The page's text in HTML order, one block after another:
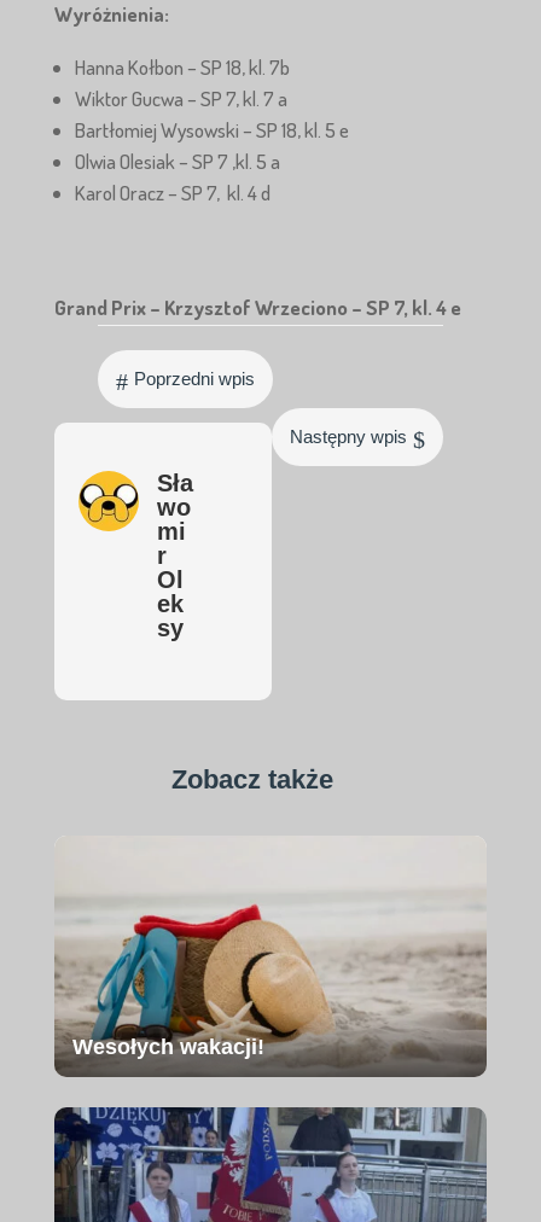
Wyróżnienia:
Hanna Kołbon – SP 18, kl. 7b
Wiktor Gucwa – SP 7, kl. 7 a
Bartłomiej Wysowski – SP 18, kl. 5 e
Olwia Olesiak – SP 7 ,kl. 5 a
Karol Oracz – SP 7, kl. 4 d
Grand Prix – Krzysztof Wrzeciono – SP 7, kl. 4 e
# Poprzedni wpis
Następny wpis $
Sła
wo
mi
r
Ol
ek
sy
Zobacz także
Wesołych wakacji!